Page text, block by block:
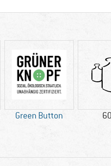
Green Button